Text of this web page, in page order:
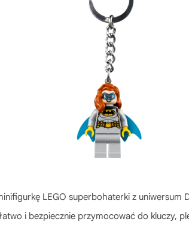
LEGO superbohaterki z uniwersum
i bezpiecznie przymocować do kluczy,